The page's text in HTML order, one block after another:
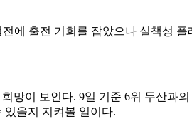
에 출전 기회를 잡았으나 실책성
망이 보인다. 9일 기준 6위 두산과
있을지 지켜볼 일이다.